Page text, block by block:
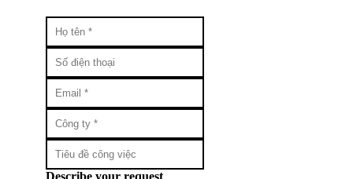
Describe your request